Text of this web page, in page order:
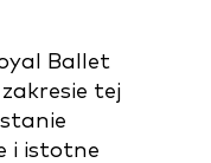
Ballet
tej
i istotne